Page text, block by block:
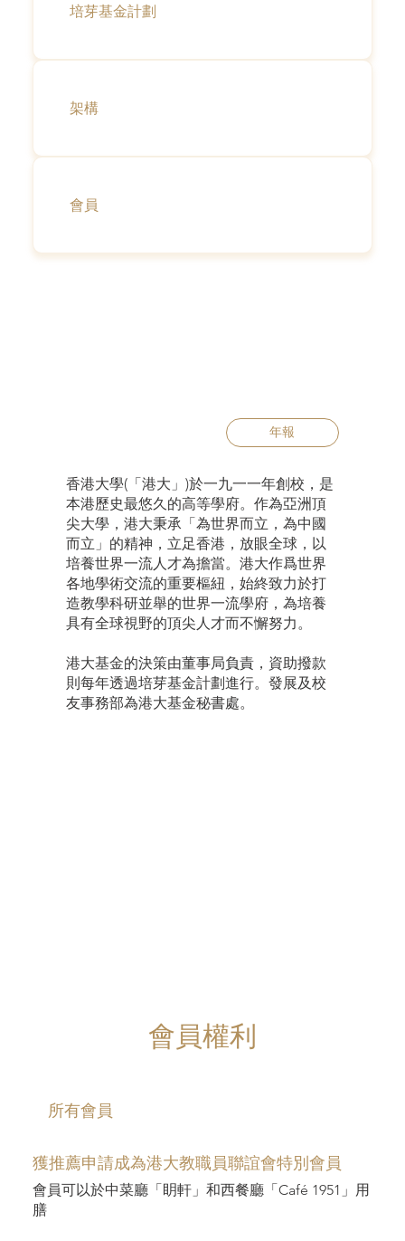
培芽基金計劃
架構
會員
年報
香港大學(「港大」)於一九一一年創校，是
本港歷史最悠久的高等學府。作為亞洲頂
尖大學，港大秉承「為世界而立，為中國
而立」的精神，立足香港，放眼全球，以
培養世界一流人才為擔當。港大作爲世界
各地學術交流的重要樞紐，始終致力於打
造教學科研並舉的世界一流學府，為培養
具有全球視野的頂尖人才而不懈努力。
港大基金的決策由董事局負責，資助撥款
則每年透過培芽基金計劃進行。發展及校
友事務部為港大基金秘書處。
獲推薦申請成為港大教職員聯誼會特別會員
會員可以於中菜廳「眀軒」和西餐廳「Café 1951」用
膳
​所有會員
會員權利